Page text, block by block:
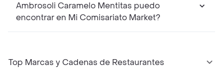
Ambrosoli Caramelo Mentitas puedo
encontrar en Mi Comisariato Market?
Top Marcas y Cadenas de Restaurantes